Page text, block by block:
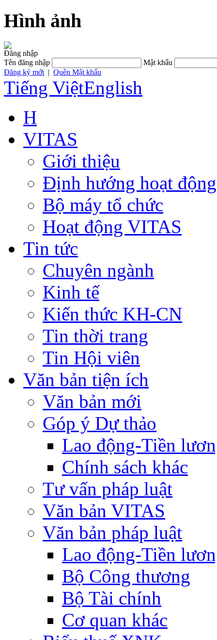
Hình ảnh
Đăng nhập
Tên đăng nhập
Mật khẩu
Đăng ký mới | Quên Mật khẩu
Tiếng ViệtEnglish
H
VITAS
Giới thiệu
Định hướng hoạt động
Bộ máy tổ chức
Hoạt động VITAS
Tin tức
Chuyên ngành
Kinh tế
Kiến thức KH-CN
Tin thời trang
Tin Hội viên
Văn bản tiện ích
Văn bản mới
Góp ý Dự thảo
Lao động-Tiền
Chính sách khác
Tư vấn pháp luật
Văn bản VITAS
Văn bản pháp luật
Lao động-Tiền
Bộ Công thương
Bộ Tài chính
Cơ quan khác